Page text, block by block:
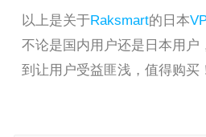
以上是关于Raksmart的日本
不论是国内用户还是日本用户
到让用户受益匪浅，值得购买